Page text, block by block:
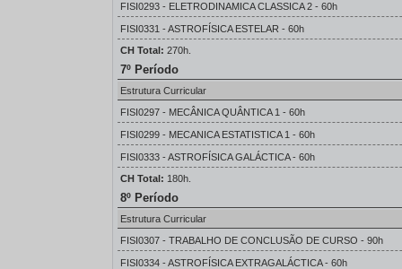
FISI0293 - ELETRODINAMICA CLASSICA 2 - 60h
FISI0331 - ASTROFÍSICA ESTELAR - 60h
CH Total: 270h.
7º Período
Estrutura Curricular
FISI0297 - MECÂNICA QUÂNTICA 1 - 60h
FISI0299 - MECANICA ESTATISTICA 1 - 60h
FISI0333 - ASTROFÍSICA GALÁCTICA - 60h
CH Total: 180h.
8º Período
Estrutura Curricular
FISI0307 - TRABALHO DE CONCLUSÃO DE CURSO - 90h
FISI0334 - ASTROFÍSICA EXTRAGALÁCTICA - 60h